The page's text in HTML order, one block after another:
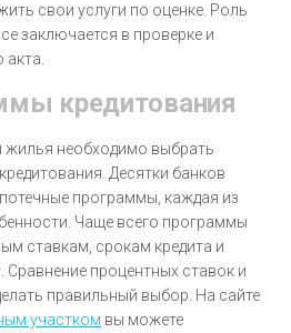
свои услуги по оценке. Роль
заключается в проверке и
кредитования
жилья необходимо выбрать
Десятки банков
программы, каждая из
Чаще всего программы
ставкам, срокам кредита и
процентных ставок и
правильный выбор. На сайте
участком вы можете